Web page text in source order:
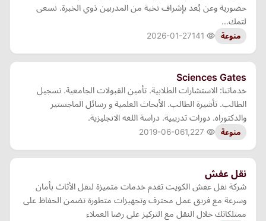
حضورية وعن بُعد بإشراف نخبة من المدربين ذوي الخبرة. نسعى
لتمك…
منوعة 2026-01-27
Sciences Gates
خدماتنا: الاستشارات الطلابية. تأمين القبولات الجامعية. تسجيل
الطالب. تأشيرة الطالب. الأبحاث العلمية و رسائل الماجستير
والدكتوراه. دورات تدريبية. دراسة اللغه الانجليزية.
منوعة 2019-06-06
نقل عفش
شركة نقل عفش الكويت تقدم خدمات متميزة لنقل الأثاث بأمان
وسرعة مع فريق عمل محترف وتجهيزات متطورة تضمن الحفاظ على
ممتلكاتك خلال النقل مع التركيز على رضا العملاء